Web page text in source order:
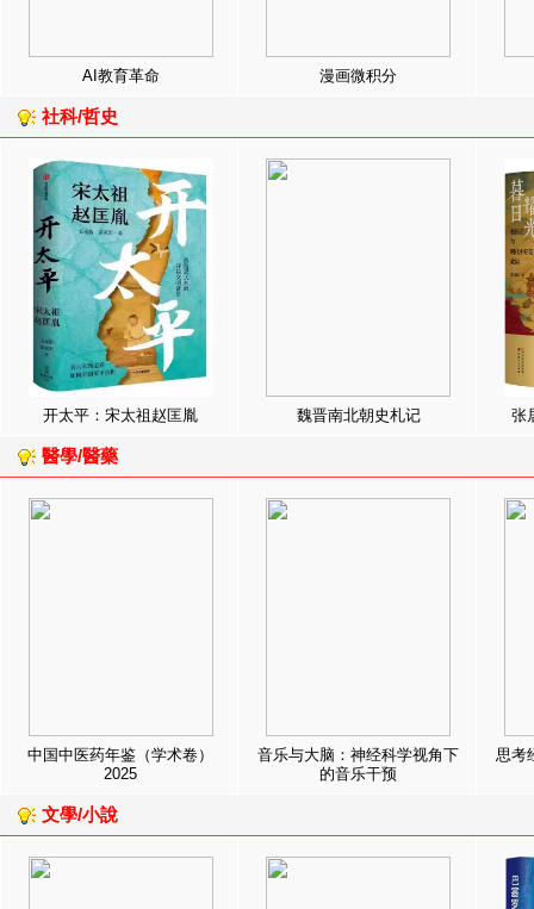
AI教育革命 漫画微积分
社科/哲史
开太平：宋太祖赵匡胤 魏晋南北朝史札记 张
醫學/醫藥
中国中医药年鉴（学术卷）
2025
音乐与大脑：神经科学视角下
的音乐干预
思考
文學/小說